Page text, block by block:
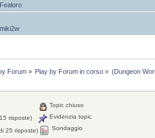
Fealoro
miki2w
Forum» Play by Forum in corso» (Dungeon
risposte)
25 risposte)
Topic chiuso
Evidenzia topic
Sondaggio